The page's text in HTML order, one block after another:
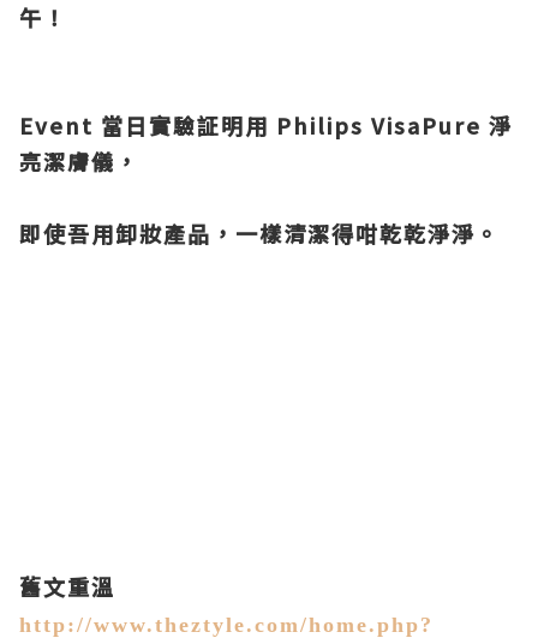
午！
Event 當日實驗証明用 Philips VisaPure 淨
亮潔膚儀，
即使吾用卸妝產品， 一樣清潔得咁乾乾淨淨。
舊文重溫
http://www.theztyle.com/home.php?